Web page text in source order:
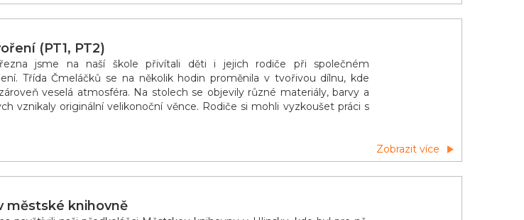
(PT1, PT2)
jsme na naší škole přivítali děti i jejich rodiče při společném
Třída Čmeláčků se na několik hodin proměnila v tvořivou dílnu, kde
veselá atmosféra. Na stolech se objevily různé materiály, barvy a
vznikaly originální velikonoční věnce. Rodiče si mohli vyzkoušet práci s
Zobrazit více
městské knihovně